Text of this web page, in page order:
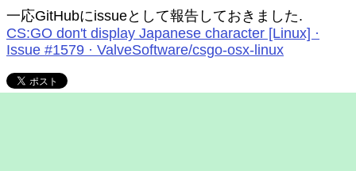
一応GitHubにissueとして報告しておきました.
CS:GO don't display Japanese character [Linux] ·
Issue #1579 · ValveSoftware/csgo-osx-linux